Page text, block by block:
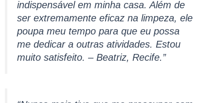
indispensável em minha casa. Além de
ser extremamente eficaz na limpeza, ele
poupa meu tempo para que eu possa
me dedicar a outras atividades. Estou
muito satisfeito. – Beatriz, Recife.”